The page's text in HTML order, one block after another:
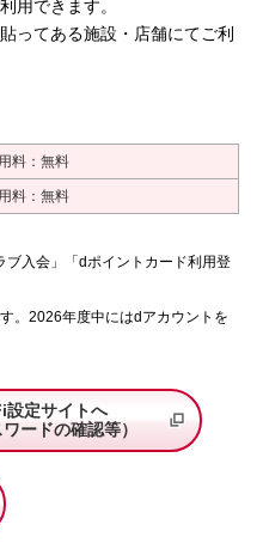
用できます。
ってある施設・店舗にてご利
料：無料
料：無料
入会」「dポイントカード利用登
。2026年度中にはdアカウントを
設定サイトへ
ワードの確認等）